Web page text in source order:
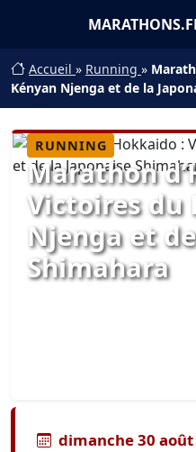
Accueil » Running »
Kényan Njenga et de la
RUNNING
Marathon
Victoires du
Njenga et
Shimahara
dimanche 30 août